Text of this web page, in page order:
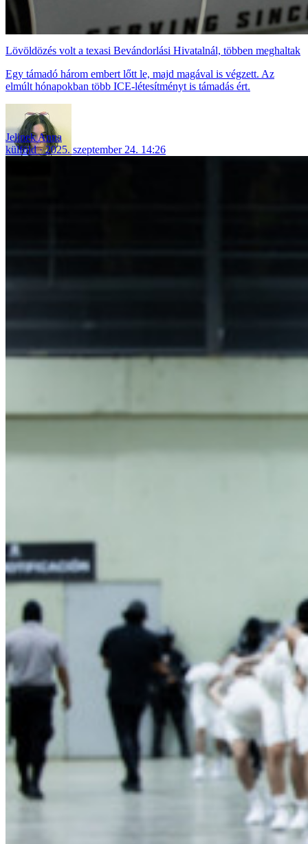
Lövöldözés volt a texasi Bevándorlási Hivatalnál, többen meghaltak
Egy támadó három embert lőtt le, majd magával is végzett. Az
elmúlt hónapokban több ICE-létesítményt is támadás ért.
Jelinek Anna
külföld
2025. szeptember 24. 14:26